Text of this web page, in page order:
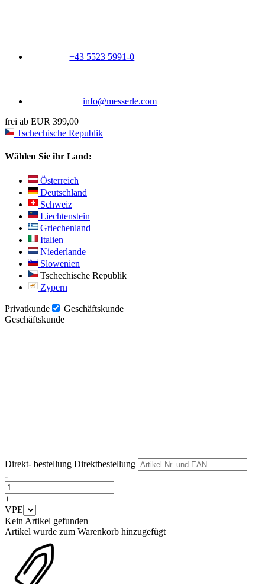
+43 5523 5991-0
info@messerle.com
frei ab EUR 399,00
Tschechische Republik
Wählen Sie ihr Land:
Österreich
Deutschland
Schweiz
Liechtenstein
Griechenland
Italien
Niederlande
Slowenien
Tschechische Republik
Zypern
Privatkunde
Geschäftskunde
Geschäftskunde
Direkt- bestellung Direktbestellung
-
+
VPE
Kein Artikel gefunden
Artikel wurde zum Warenkorb hinzugefügt